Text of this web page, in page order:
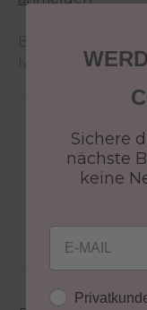
Bei
Menge wende
30 Tage
Jetzt
Sichere
nächste
keine
Email